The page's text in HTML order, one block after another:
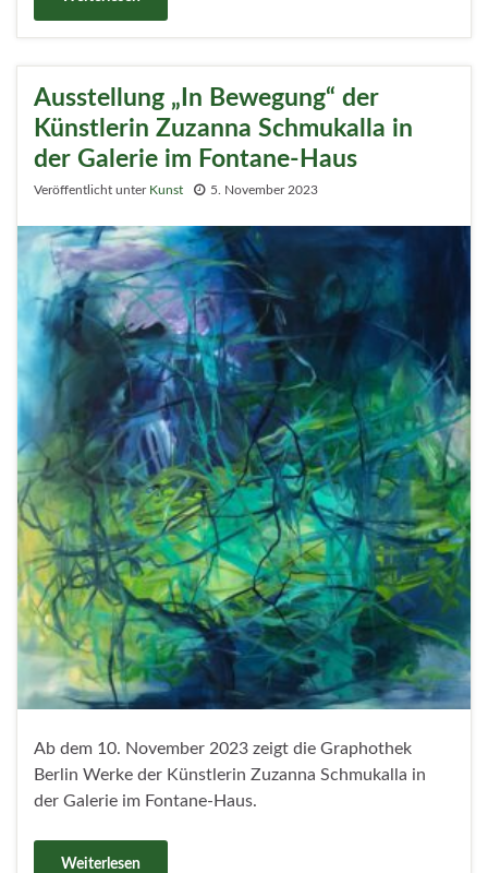
Ausstellung „In Bewegung“ der
Künstlerin Zuzanna Schmukalla in
der Galerie im Fontane-Haus
Veröffentlicht unter Kunst 5. November 2023
Ab dem 10. November 2023 zeigt die Graphothek
Berlin Werke der Künstlerin Zuzanna Schmukalla in
der Galerie im Fontane-Haus.
Weiterlesen